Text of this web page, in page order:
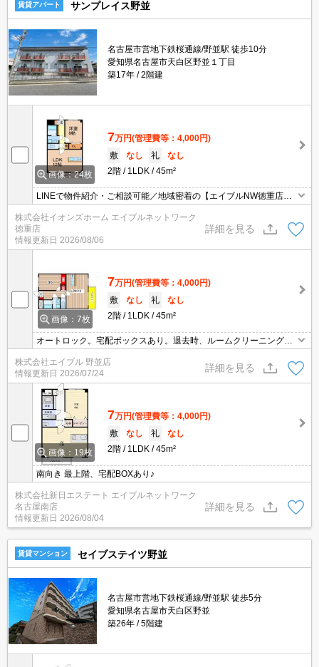
賃貸アパート サンプレイス野並
名古屋市営地下鉄桜通線/野並駅 徒歩10分
愛知県名古屋市天白区野並１丁目
築17年
2階建
画像：24枚
7万円(管理費等：4,000円)
敷
なし 礼
なし
2階
1LDK 45m²
LINEで物件紹介・ご相談可能／地域密着の【エイブルNW徳重店】
る物件が予算オーバー…そんな時はエイブル徳重店まで！
株式会社イオンズホーム エイブルネットワーク
徳重店
情報更新日 2026/08/06
詳細を見る
画像：7枚
7万円(管理費等：4,000円)
敷
なし 礼
なし
2階
1LDK 45m²
オートロック。宅配ボックスあり。退去時、ルームクリーニング料
株式会社エイブル 野並店
情報更新日 2026/07/24
詳細を見る
画像：19枚
7万円(管理費等：4,000円)
敷
なし 礼
なし
2階
1LDK 45m²
南向き 最上階、宅配BOXあり♪
株式会社新日エステート エイブルネットワーク
名古屋南店
情報更新日 2026/08/04
詳細を見る
賃貸マンション セイブステイツ野並
名古屋市営地下鉄桜通線/野並駅 徒歩5分
愛知県名古屋市天白区野並
築26年
5階建